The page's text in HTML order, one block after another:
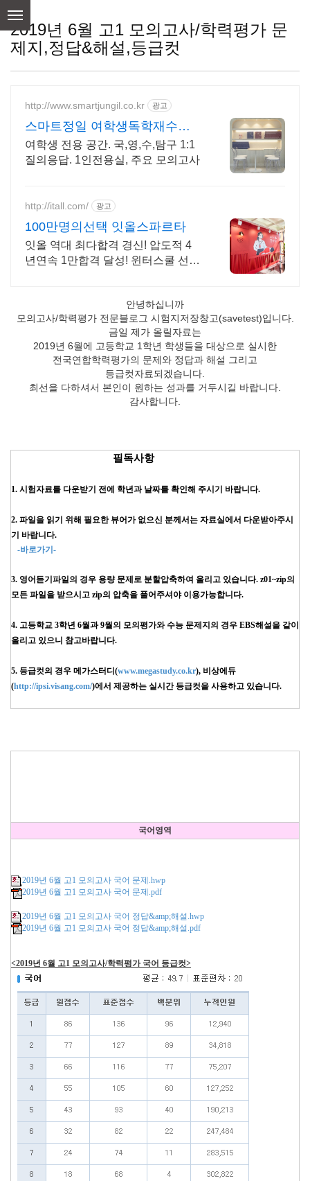
content
2019년 6월 고1 모의고사/학력평가 문
제지,정답&해설,등급컷
http://www.smartjungil.co.kr 광고
스마트정일 여학생독학재수학
원
여학생 전용 공간. 국,영,수,탐구 1:1
질의응답. 1인전용실, 주요 모의고사
http://itall.com/ 광고
100만명의선택 잇올스파르타
잇올 역대 최다합격 경신! 압도적 4
년연속 1만합격 달성! 윈터스쿨 선착
안녕하십니까
모의고사/학력평가 전문블로그 시험지저장창고(savetest)입니다.
금일 제가 올릴자료는
2019년 6월에 고등학교 1학년 학생들을 대상으로 실시한
전국연합학력평가의 문제와 정답과 해설 그리고
등급컷자료되겠습니다.
최선을 다하셔서 본인이 원하는 성과를 거두시길 바랍니다.
감사합니다.
필독사항
1. 시험자료를 다운받기 전에 학년과 날짜를 확인해 주시기 바랍니다.
2. 파일을 읽기 위해 필요한 뷰어가 없으신 분께서는 자료실에서 다운받아주시
기 바랍니다.
-바로가기-
3. 영어듣기파일의 경우 용량 문제로 분할압축하여 올리고 있습니다. z01~zip의
모든 파일을 받으시고 zip의 압축을 풀어주셔야 이용가능합니다.
4. 고등학교 3학년 6월과 9월의 모의평가와 수능 문제지의 경우 EBS해설을 같이
올리고 있으니 참고바랍니다.
5. 등급컷의 경우 메가스터디(www.megastudy.co.kr), 비상에듀
(http://ipsi.visang.com/)에서 제공하는 실시간 등급컷을 사용하고 있습니다.
국어영역
2019년 6월 고1 모의고사 국어 문제.hwp
2019년 6월 고1 모의고사 국어 문제.pdf
2019년 6월 고1 모의고사 국어 정답&amp;해설.hwp
2019년 6월 고1 모의고사 국어 정답&amp;해설.pdf
<2019년 6월 고1 모의고사/학력평가 국어 등급컷>